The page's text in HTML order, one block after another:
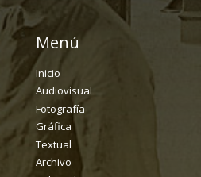
Menú
Inicio
Audiovisual
Fotografía
Gráfica
Textual
Archivo